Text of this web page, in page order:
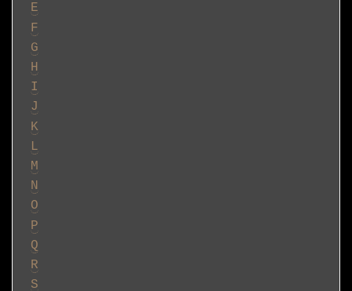
E
F
G
H
I
J
K
L
M
N
O
P
Q
R
S